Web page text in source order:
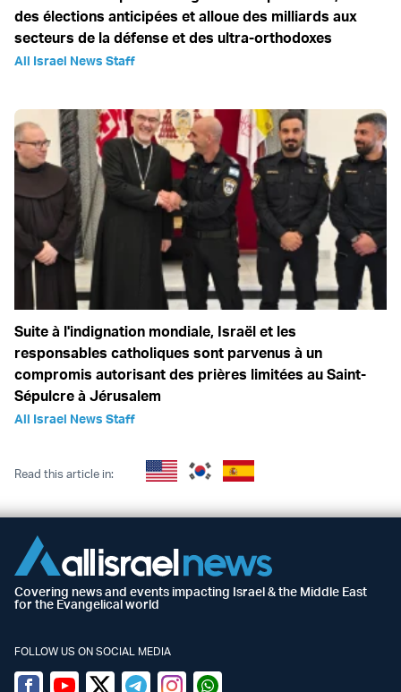
des élections anticipées et alloue des milliards aux
secteurs de la défense et des ultra-orthodoxes
All Israel News Staff
Suite à l'indignation mondiale, Israël et les
responsables catholiques sont parvenus à un
compromis autorisant des prières limitées au Saint-
Sépulcre à Jérusalem
All Israel News Staff
Read this article in:
Covering news and events impacting Israel & the Middle East
for the Evangelical world
FOLLOW US ON SOCIAL MEDIA